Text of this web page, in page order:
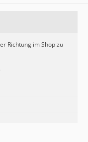
Richtung im Shop zu